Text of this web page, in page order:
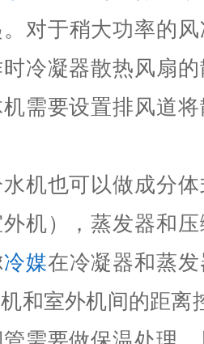
对于稍大功率的
冷凝器散热风扇
需要设置排风道
机也可以做成分
机），蒸发器和
冷媒在冷凝器和蒸
和室外机间的距离